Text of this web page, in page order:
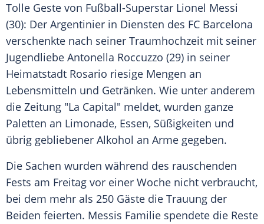
Tolle Geste von Fußball-Superstar Lionel Messi
(30): Der Argentinier in Diensten des FC Barcelona
verschenkte nach seiner Traumhochzeit mit seiner
Jugendliebe Antonella Roccuzzo (29) in seiner
Heimatstadt Rosario riesige Mengen an
Lebensmitteln und Getränken. Wie unter anderem
die Zeitung "La Capital" meldet, wurden ganze
Paletten an Limonade, Essen, Süßigkeiten und
übrig gebliebener Alkohol an Arme gegeben.
Die Sachen wurden während des rauschenden
Fests am Freitag vor einer Woche nicht verbraucht,
bei dem mehr als 250 Gäste die Trauung der
Beiden feierten. Messis Familie spendete die Reste